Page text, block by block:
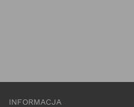
INFORMACJA